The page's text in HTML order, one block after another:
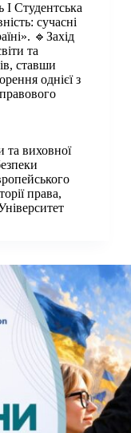
І Студентська
сучасні
🔹Захід
та
ставши
однієї з
та виховної
права,